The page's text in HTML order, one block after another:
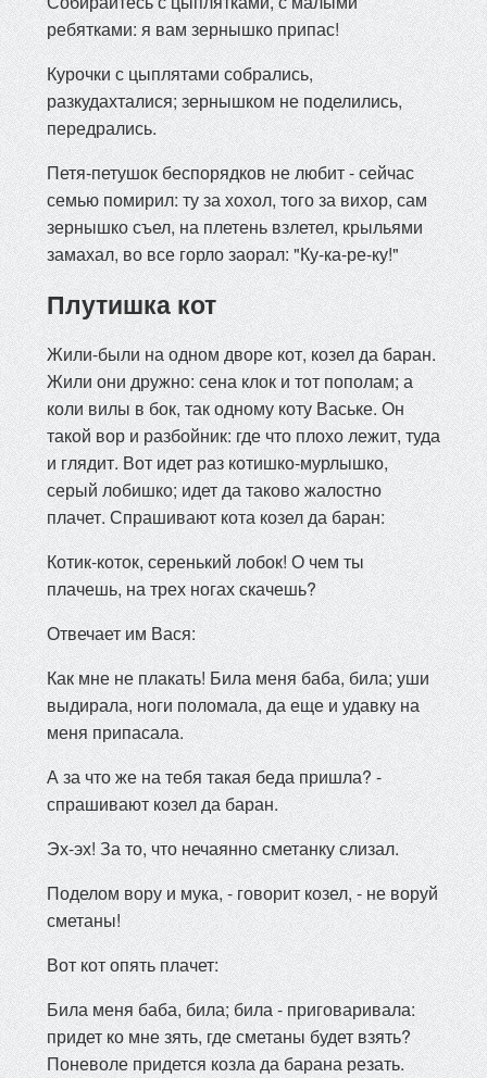
ребятками: я вам зернышко припас!
Курочки с цыплятами собрались,
разкудахталися; зернышком не поделились,
передрались.
Петя-петушок беспорядков не любит - сейчас
семью помирил: ту за хохол, того за вихор, сам
зернышко съел, на плетень взлетел, крыльями
замахал, во все горло заорал: "Ку-ка-ре-ку!"
Плутишка кот
Жили-были на одном дворе кот, козел да баран.
Жили они дружно: сена клок и тот пополам; а
коли вилы в бок, так одному коту Ваське. Он
такой вор и разбойник: где что плохо лежит, туда
и глядит. Вот идет раз котишко-мурлышко,
серый лобишко; идет да таково жалостно
плачет. Спрашивают кота козел да баран:
Котик-коток, серенький лобок! О чем ты
плачешь, на трех ногах скачешь?
Отвечает им Вася:
Как мне не плакать! Била меня баба, била; уши
выдирала, ноги поломала, да еще и удавку на
меня припасала.
А за что же на тебя такая беда пришла? -
спрашивают козел да баран.
Эх-эх! За то, что нечаянно сметанку слизал.
Поделом вору и мука, - говорит козел, - не воруй
сметаны!
Вот кот опять плачет:
Била меня баба, била; била - приговаривала:
придет ко мне зять, где сметаны будет взять?
Поневоле придется козла да барана резать.